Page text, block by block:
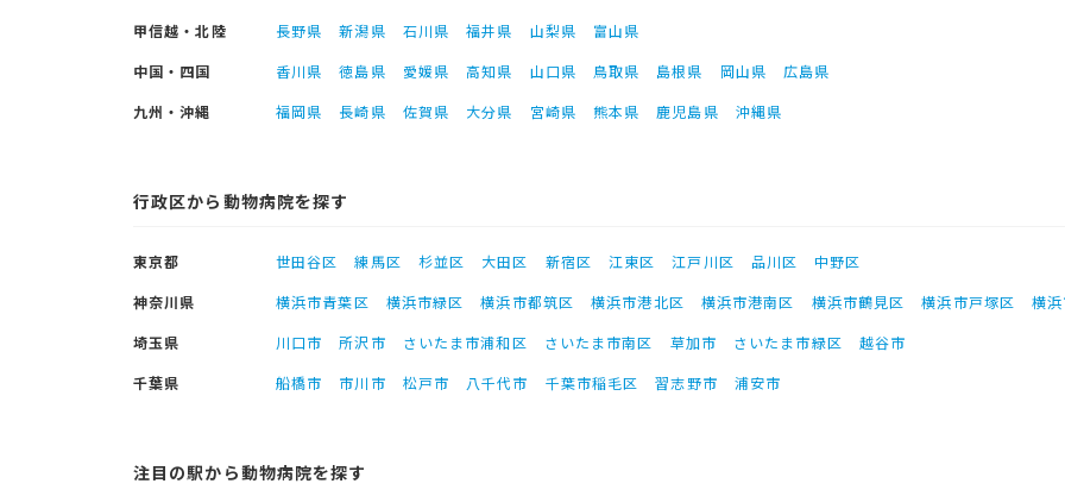
甲信越・北陸
長野県 新潟県 石川県 福井県 山梨県
富山県
中国・四国
香川県 徳島県 愛媛県 高知県 山口県 鳥取県 島根県 岡山県
広島県
九州・沖縄
福岡県 長崎県 佐賀県 大分県 宮崎県 熊本県 鹿児島県 沖縄県
行政区から動物病院を探す
東京都 世田谷区 練馬区 杉並区 大田区 新宿区 江東区 江戸川区 品川区
中野区
神奈川県
横浜市青葉区 横浜市緑区 横浜市都筑区 横浜市港北区 横浜市港南区 横浜市鶴見区 横浜市戸塚区
横
埼玉県
川口市 所沢市 さいたま市浦和区 さいたま市南区 草加市 さいたま市緑区
越谷市
千葉県
船橋市 市川市 松戸市 八千代市 千葉市稲毛区 習志野市 浦安市
注目の駅から動物病院を探す